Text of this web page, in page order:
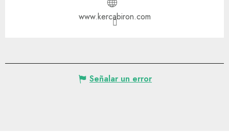
www.kercabiron.com
Señalar un error